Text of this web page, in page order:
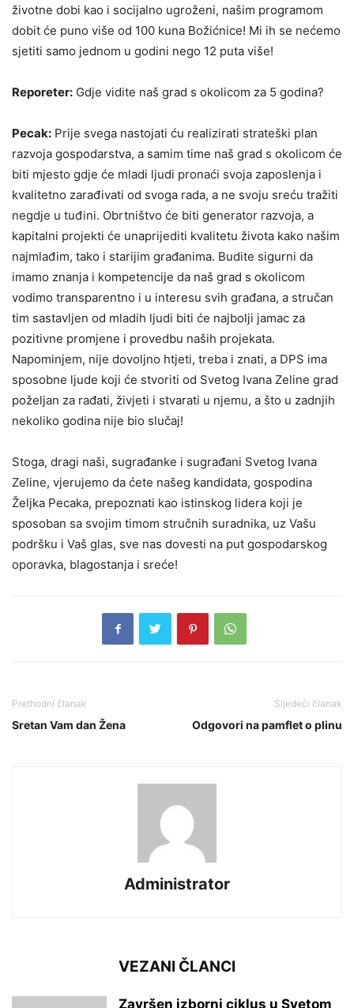
životne dobi kao i socijalno ugroženi, našim programom
dobit će puno više od 100 kuna Božićnice! Mi ih se nećemo
sjetiti samo jednom u godini nego 12 puta više!
Reporeter: Gdje vidite naš grad s okolicom za 5 godina?
Pecak: Prije svega nastojati ću realizirati strateški plan
razvoja gospodarstva, a samim time naš grad s okolicom će
biti mjesto gdje će mladi ljudi pronaći svoja zaposlenja i
kvalitetno zarađivati od svoga rada, a ne svoju sreću tražiti
negdje u tuđini. Obrtništvo će biti generator razvoja, a
kapitalni projekti će unaprijediti kvalitetu života kako našim
najmlađim, tako i starijim građanima. Budite sigurni da
imamo znanja i kompetencije da naš grad s okolicom
vodimo transparentno i u interesu svih građana, a stručan
tim sastavljen od mladih ljudi biti će najbolji jamac za
pozitivne promjene i provedbu naših projekata.
Napominjem, nije dovoljno htjeti, treba i znati, a DPS ima
sposobne ljude koji će stvoriti od Svetog Ivana Zeline grad
poželjan za rađati, živjeti i stvarati u njemu, a što u zadnjih
nekoliko godina nije bio slučaj!
Stoga, dragi naši, sugrađanke i sugrađani Svetog Ivana
Zeline, vjerujemo da ćete našeg kandidata, gospodina
Željka Pecaka, prepoznati kao istinskog lidera koji je
sposoban sa svojim timom stručnih suradnika, uz Vašu
podršku i Vaš glas, sve nas dovesti na put gospodarskog
oporavka, blagostanja i sreće!
Prethodni članak
Sretan Vam dan Žena
Sljedeći članak
Odgovori na pamflet o plinu
Administrator
VEZANI ČLANCI
Završen izborni ciklus u Svetom